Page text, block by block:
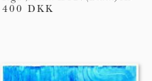
400 DKK